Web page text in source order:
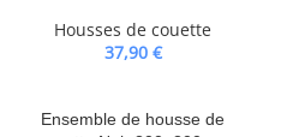
Housses de couette
37,90 €
Ensemble de housse de